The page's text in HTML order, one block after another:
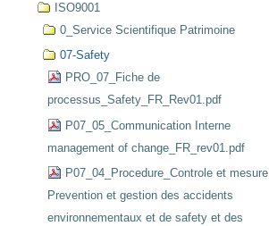
ISO9001
0_Service Scientifique Patrimoine
07-Safety
PRO_07_Fiche de
processus_Safety_FR_Rev01.pdf
P07_05_Communication Interne
management of change_FR_rev01.pdf
P07_04_Procedure_Controle et mesure
Prevention et gestion des accidents
environnementaux et de safety et des